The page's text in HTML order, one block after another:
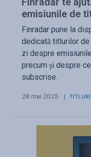
emisiunile de
Finradar pune la
dedicată titlurilor
zi despre
precum și despre
subscrise.
28 mai 2025 |